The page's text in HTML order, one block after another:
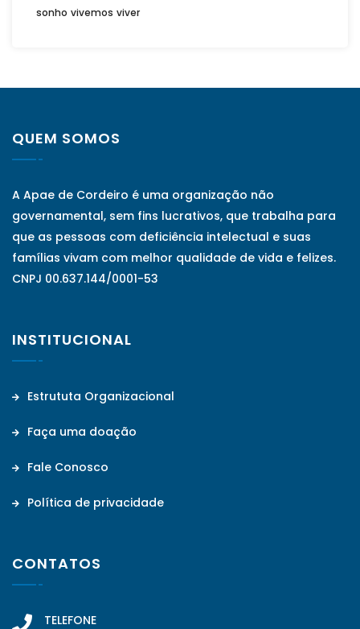
sonho vivemos viver
QUEM SOMOS
A Apae de Cordeiro é uma organização não
governamental, sem fins lucrativos, que trabalha para
que as pessoas com deficiência intelectual e suas
famílias vivam com melhor qualidade de vida e felizes.
CNPJ 00.637.144/0001-53
INSTITUCIONAL
Estrututa Organizacional
Faça uma doação
Fale Conosco
Política de privacidade
CONTATOS
TELEFONE